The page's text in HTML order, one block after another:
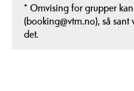
* Omvising for grupper
(booking@vtm.no), så
det.